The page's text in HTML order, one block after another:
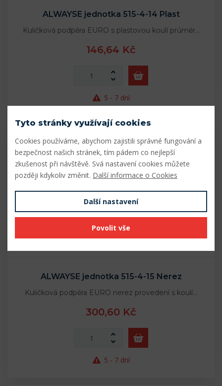
ALWAYSE jednotka 515-4-14 Plast
Kuličková podpěra EURO s plastovou koulí průměr…
146,64 Kč
5 - 7 dní
ALWAYSE jednotka 515-4-15 Nerez
Kuličková podpěra EURO nerez provedení s koulí…
300,60 Kč
5 - 7 dní
Tyto stránky využívají cookies
Cookies používáme, abychom zajistili správné fungování a
bezpečnost našich stránek, tím pádem co nejlepší
zkušenost při návštěvě. Svá nastavení cookies můžete
později kdykoliv změnit. Další informace o Cookies
Další nastavení
Povolit vše